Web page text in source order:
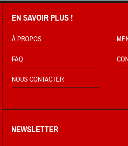
EN SAVOIR PLUS !
À PROPOS
FAQ
NOUS CONTACTER
NEWSLETTER